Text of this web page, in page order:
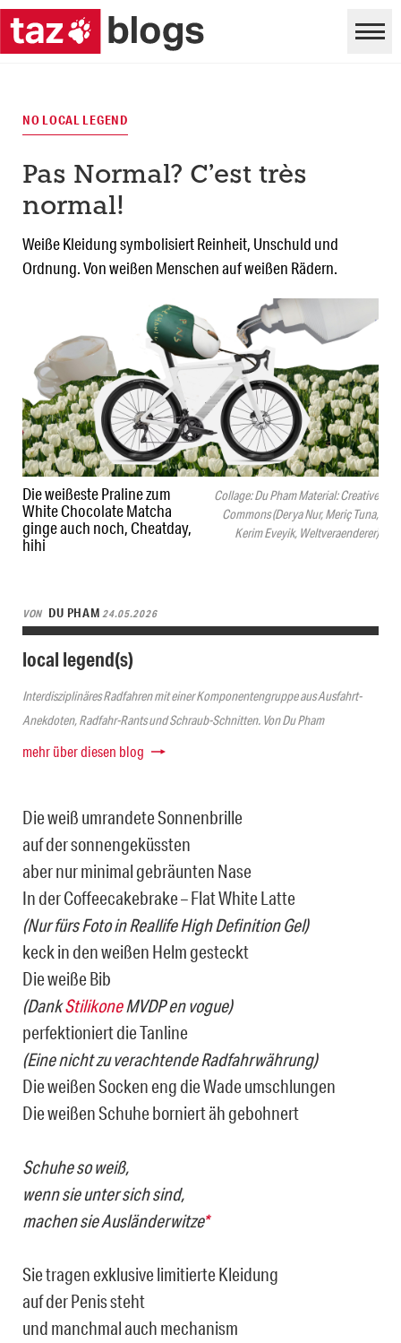
Die weißeste Praline zum
White Chocolate Matcha
ginge auch noch, Cheatday,
hihi
Collage: Du Pham Material: Creative
Commons (Derya Nur, Meriç Tuna,
Kerim Eveyik, Weltveraenderer)
NO LOCAL LEGEND
Pas Normal? C’est très
normal!
Weiße Kleidung symbolisiert Reinheit, Unschuld und
Ordnung. Von weißen Menschen auf weißen Rädern.
VON DU PHAM24.05.2026
local legend(s)
Interdisziplinäres Radfahren mit einer Komponentengruppe aus Ausfahrt-
Anekdoten, Radfahr-Rants und Schraub-Schnitten. Von Du Pham
mehr über diesen blog
Die weiß umrandete Sonnenbrille
auf der sonnengeküssten
aber nur minimal gebräunten Nase
In der Coffeecakebrake – Flat White Latte
(Nur fürs Foto in Reallife High Definition Gel)
keck in den weißen Helm gesteckt
Die weiße Bib
(DankStilikoneMVDP en vogue)
perfektioniert die Tanline
(Eine nicht zu verachtende Radfahrwährung)
Die weißen Socken eng die Wade umschlungen
Die weißen Schuhe borniert äh gebohnert
Schuhe so weiß,
wenn sie unter sich sind,
machen sie Ausländerwitze*
Sie tragen exklusive limitierte Kleidung
auf der Penis steht
und manchmal auch mechanism